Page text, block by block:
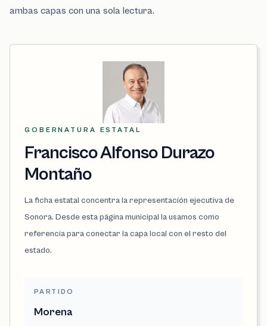
ambas capas con una sola lectura.
GOBERNATURA ESTATAL
Francisco Alfonso Durazo
Montaño
La ficha estatal concentra la representación ejecutiva de
Sonora. Desde esta página municipal la usamos como
referencia para conectar la capa local con el resto del
estado.
PARTIDO
Morena